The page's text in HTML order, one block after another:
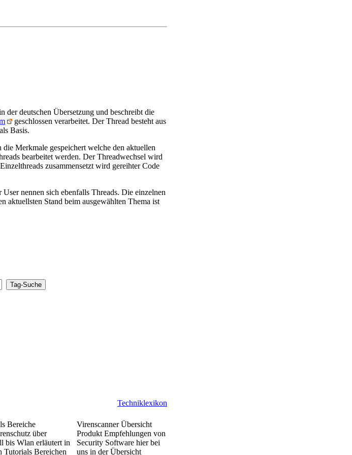
der deutschen Übersetzung und beschreibt die
geschlossen verarbeitet. Der Thread besteht aus
Basis.
die Merkmale gespeichert welche den aktuellen
bearbeitet werden. Der Threadwechsel wird
zusammensetzt wird gereihter Code
nennen sich ebenfalls Threads. Die einzelnen
aktuellsten Stand beim ausgewählten Thema ist
Techniklexikon
Bereiche
über
bis Wlan erläutert in
Tutorials Bereichen
Virenscanner Übersicht
Produkt Empfehlungen von
Security Software hier bei
uns in der Übersicht